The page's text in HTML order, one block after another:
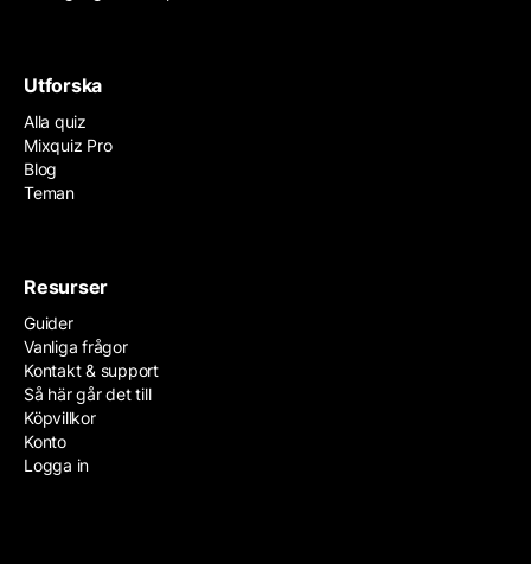
Utforska
Alla quiz
Mixquiz Pro
Blog
Teman
Resurser
Guider
Vanliga frågor
Kontakt & support
Så här går det till
Köpvillkor
Konto
Logga in